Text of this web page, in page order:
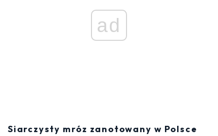
ad
Siarczysty mróz zanotowany w Polsce